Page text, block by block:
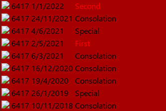
6417 1/1/2022
Second
6417 24/11/2021 Consolation
6417 4/6/2021
Special
6417 2/5/2021
First
6417 6/3/2021
Consolation
6417 16/12/2020 Consolation
6417 19/4/2020
Consolation
6417 26/1/2019
Special
6417 10/11/2018 Consolation